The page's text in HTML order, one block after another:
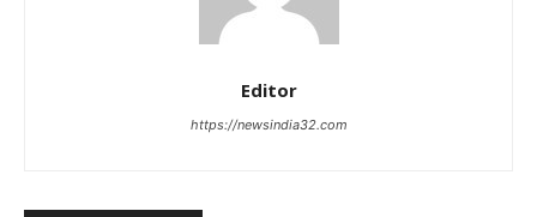
Editor
https://newsindia32.com